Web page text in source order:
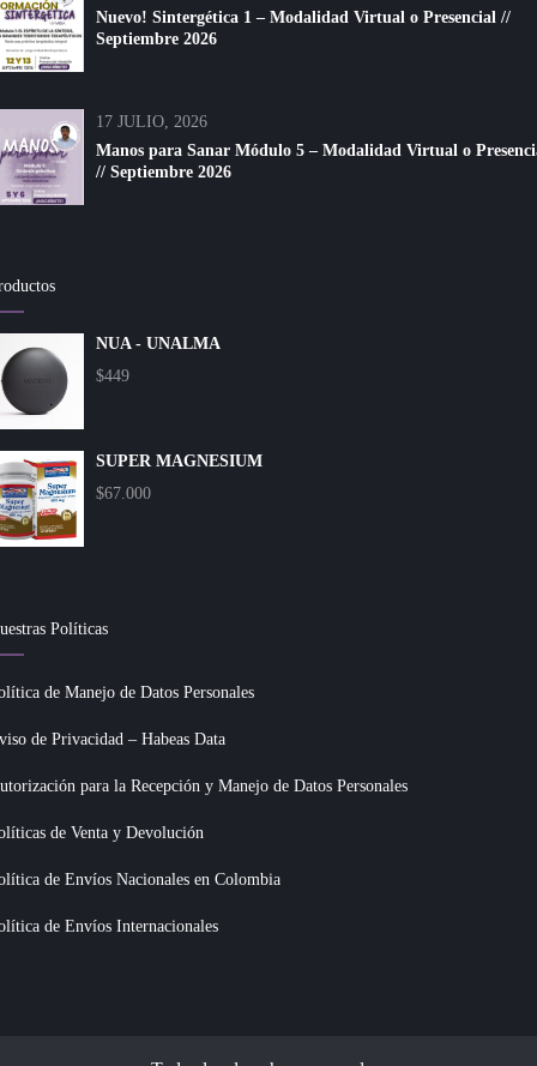
Nuevo! Sintergética 1 – Modalidad Virtual o Presencial //
Septiembre 2026
17 JULIO, 2026
Manos para Sanar Módulo 5 – Modalidad Virtual o
// Septiembre 2026
NUA - UNALMA
$449
SUPER MAGNESIUM
$67.000
Políticas
de Manejo de Datos Personales
de Privacidad – Habeas Data
para la Recepción y Manejo de Datos Personales
de Venta y Devolución
de Envíos Nacionales en Colombia
de Envíos Internacionales